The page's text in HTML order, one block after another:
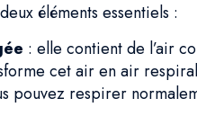
éléments essentiels :
: elle contient de l’air
cet air en air
pouvez respirer